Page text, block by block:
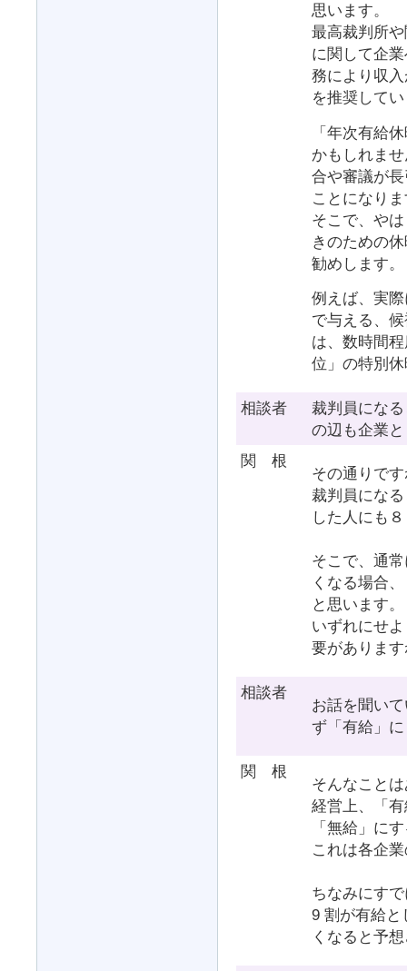
思います。
最高裁判所
に関して企
務により収
を推奨して
「年次有給
かもしれま
合や審議が
ことになり
そこで、や
きのための
勧めします。
例えば、実
で与える、
は、数時間
位」の特別
相談者
裁判員にな
の辺も企業
関 根
その通りで
裁判員にな
した人にも
そこで、通
くなる場合
と思います。
いずれにせ
要がありま
相談者
お話を聞い
ず「有給」
関 根
そんなこと
経営上、「
「無給」に
これは各企
ちなみにす
9 割が有給と
くなると予